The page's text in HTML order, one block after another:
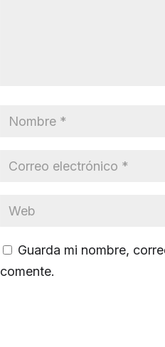
Guarda mi nombre,
comente.